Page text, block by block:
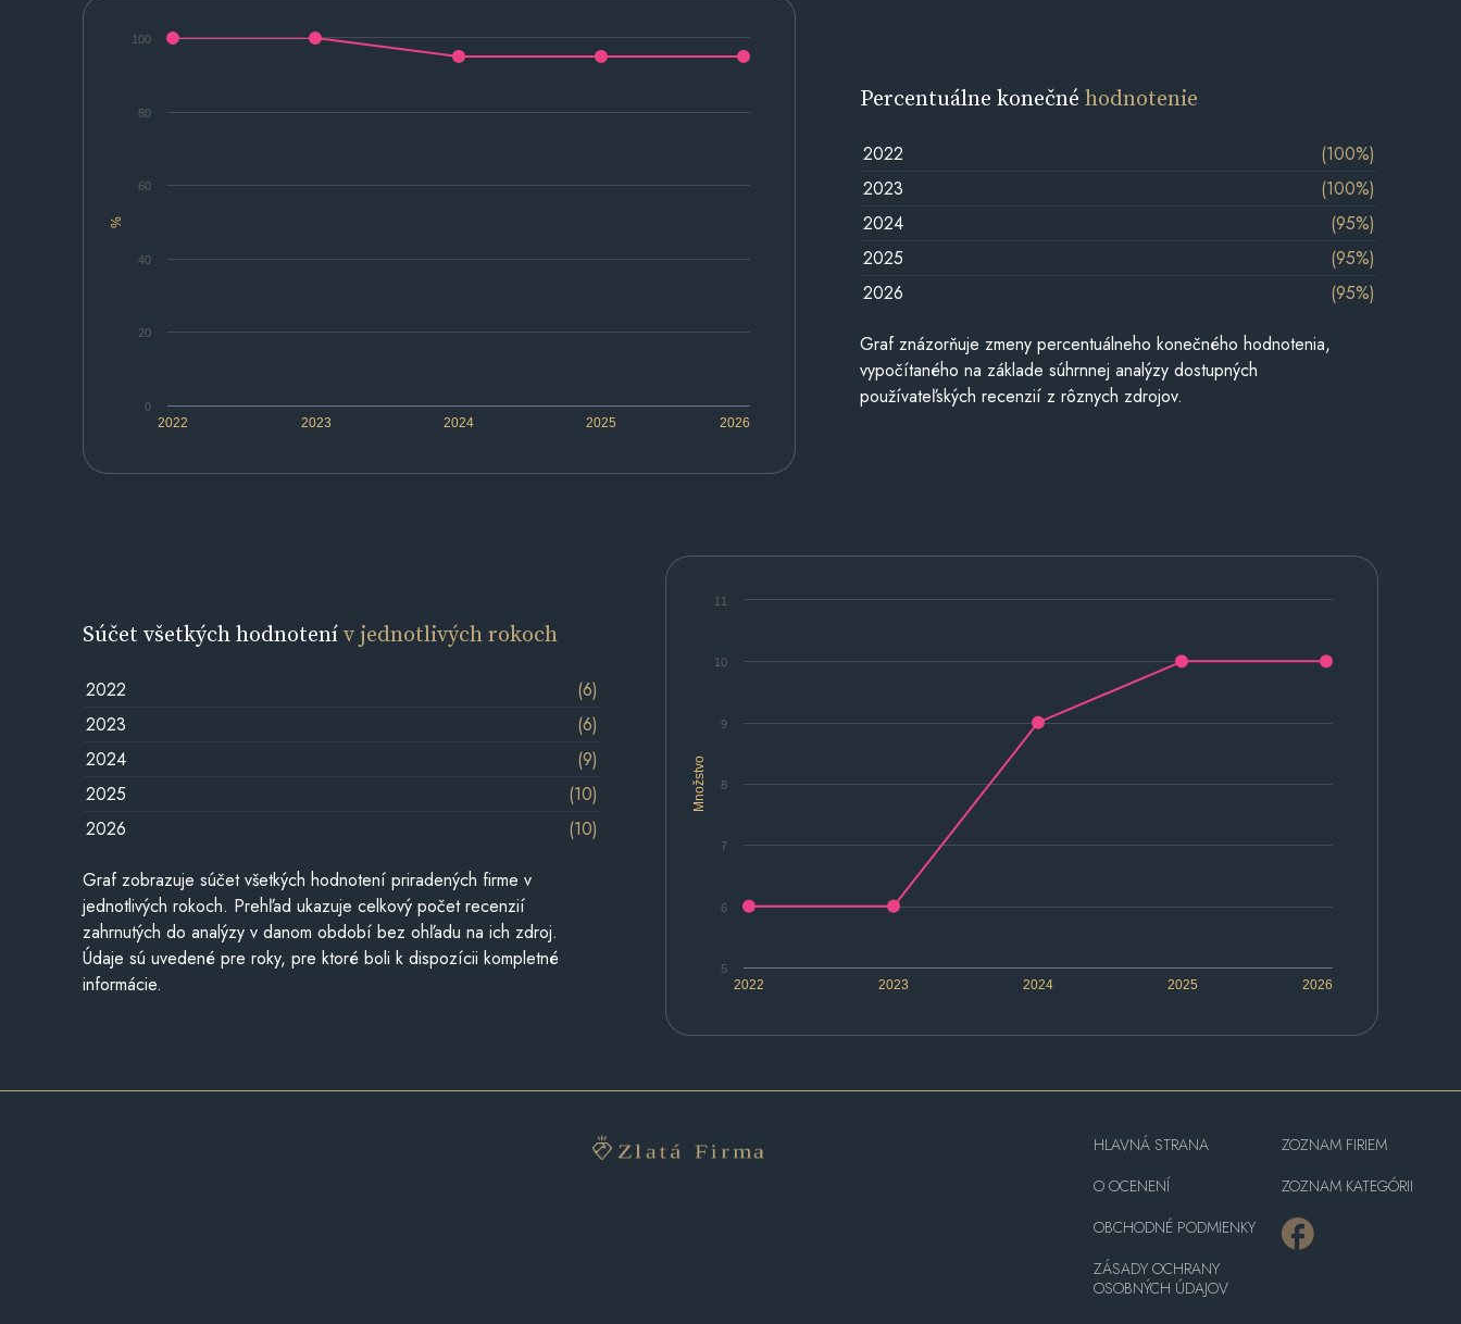
%
2022 2023 2024 2025 2026
0
20
40
60
80
100
Percentuálne konečnéhodnotenie
2022
(100%)
2023
(100%)
2024
(95%)
2025
(95%)
2026
(95%)
Graf znázorňuje zmeny percentuálneho konečného hodnotenia,
vypočítaného na základe súhrnnej analýzy dostupných
používateľských recenzií z rôznych zdrojov.
Množstvo
2022 2023 2024 2025 2026
5
6
7
8
9
10
11
Súčet všetkých hodnotenív jednotlivých rokoch
2022
(6)
2023
(6)
2024
(9)
2025
(10)
2026
(10)
Graf zobrazuje súčet všetkých hodnotení priradených firme v
jednotlivých rokoch. Prehľad ukazuje celkový počet recenzií
zahrnutých do analýzy v danom období bez ohľadu na ich zdroj.
Údaje sú uvedené pre roky, pre ktoré boli k dispozícii kompletné
informácie.
HLAVNÁ STRANA
O OCENENÍ
OBCHODNÉ PODMIENKY
ZÁSADY OCHRANY
OSOBNÝCH ÚDAJOV
ZOZNAM FIRIEM
ZOZNAM KATEGÓRII